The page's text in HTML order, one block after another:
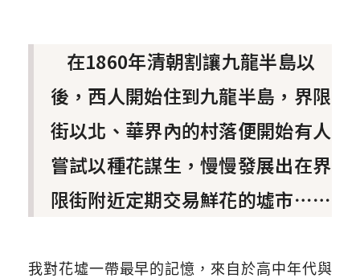
在1860年清朝割讓九龍半島以
後，西人開始住到九龍半島，界限
街以北、華界內的村落便開始有人
嘗試以種花謀生，慢慢發展出在界
限街附近定期交易鮮花的墟市⋯⋯
我對花墟一帶最早的記憶，來自於高中年代與